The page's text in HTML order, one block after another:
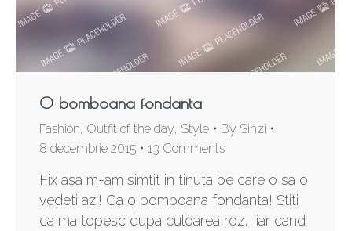
O bomboana fondanta
Fashion, Outfit of the day, Style By Sinzi
8 decembrie 2015
13 Comments
Fix asa m-am simtit in tinuta pe care o sa o
vedeti azi! Ca o bomboana fondanta! Stiti
ca ma topesc dupa culoarea roz, iar cand